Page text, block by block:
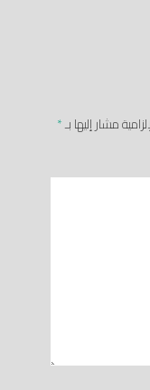
مشار إليها بـ*